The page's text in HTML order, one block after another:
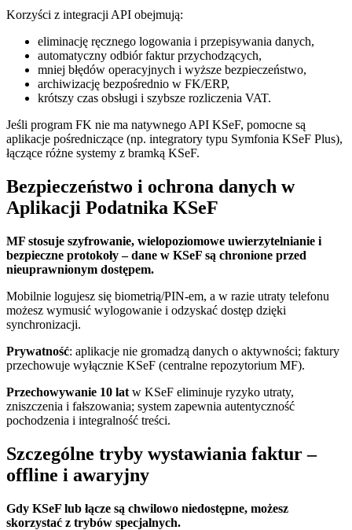
Korzyści z integracji API obejmują:
eliminację ręcznego logowania i przepisywania danych,
automatyczny odbiór faktur przychodzących,
mniej błędów operacyjnych i wyższe bezpieczeństwo,
archiwizację bezpośrednio w FK/ERP,
krótszy czas obsługi i szybsze rozliczenia VAT.
Jeśli program FK nie ma natywnego API KSeF, pomocne są
aplikacje pośredniczące (np. integratory typu Symfonia KSeF Plus),
łączące różne systemy z bramką KSeF.
Bezpieczeństwo i ochrona danych w
Aplikacji Podatnika KSeF
MF stosuje szyfrowanie, wielopoziomowe uwierzytelnianie i
bezpieczne protokoły – dane w KSeF są chronione przed
nieuprawnionym dostępem.
Mobilnie logujesz się biometrią/PIN-em, a w razie utraty telefonu
możesz wymusić wylogowanie i odzyskać dostęp dzięki
synchronizacji.
Prywatność: aplikacje nie gromadzą danych o aktywności; faktury
przechowuje wyłącznie KSeF (centralne repozytorium MF).
Przechowywanie 10 lat w KSeF eliminuje ryzyko utraty,
zniszczenia i fałszowania; system zapewnia autentyczność
pochodzenia i integralność treści.
Szczególne tryby wystawiania faktur –
offline i awaryjny
Gdy KSeF lub łącze są chwilowo niedostępne, możesz
skorzystać z trybów specjalnych.